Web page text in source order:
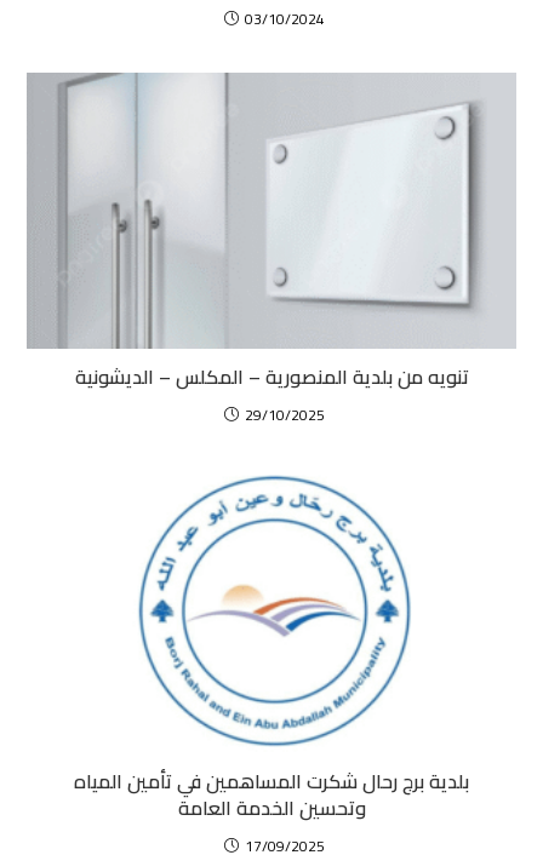
03/10/2024
تنويه من بلدية المنصورية – المكلس – الديشونية
29/10/2025
بلدية برج رحال شكرت المساهمين في تأمين المياه
وتحسين الخدمة العامة
17/09/2025